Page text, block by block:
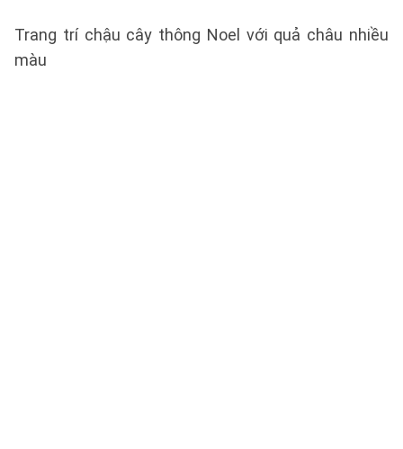
Trang trí chậu cây thông Noel với quả châu nhiều
màu